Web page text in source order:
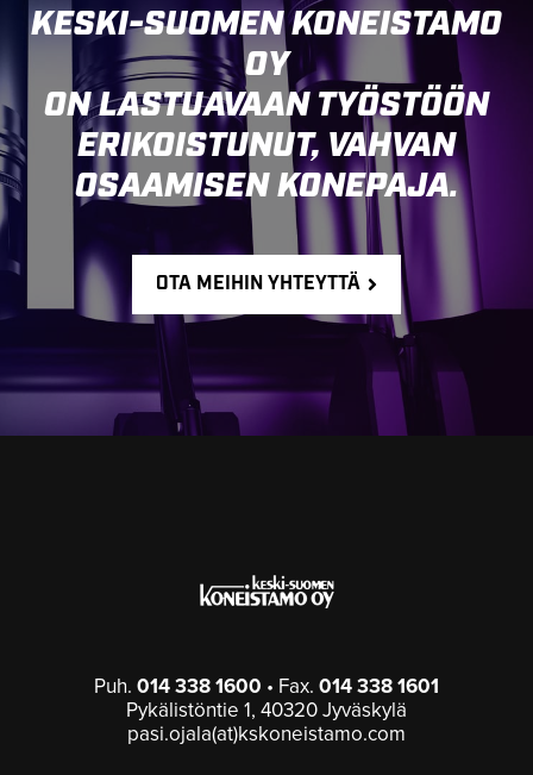
KESKI-SUOMEN KONEISTAMO
OY
ON LASTUAVAAN TYÖSTÖÖN
ERIKOISTUNUT, VAHVAN
OSAAMISEN KONEPAJA.
OTA MEIHIN YHTEYTTÄ
Puh. 014 338 1600 • Fax. 014 338 1601
Pykälistöntie 1, 40320 Jyväskylä
pasi.ojala(at)kskoneistamo.com